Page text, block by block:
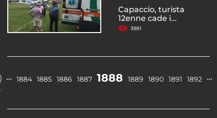
Capaccio, turista
12enne cade i...
3951
… 1884 1885 1886 1887 1888 1889 1890 1891 1892 …